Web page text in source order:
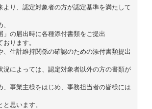
より、認定対象者の方が認定基準を満たして
」の届出時に各種添付書類をご提出
ります。
、生計維持関係の確認のための添付書類提出
況によっては、認定対象者以外の方の書類が
、事業主様をはじめ、事務担当者の皆様には
思います。